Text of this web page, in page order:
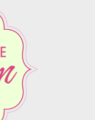
עציץ וו בודד
₪31.00
בחירת אפשרויות